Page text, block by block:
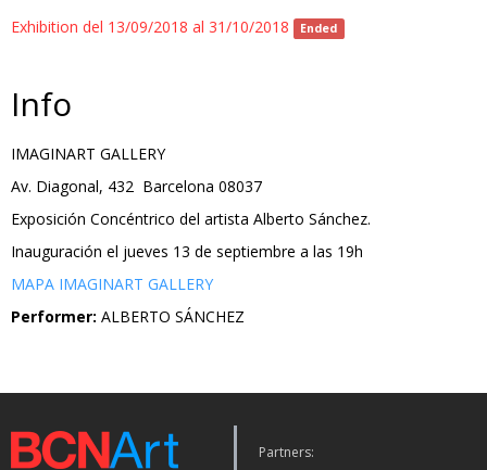
Exhibition del 13/09/2018 al 31/10/2018 Ended
Info
IMAGINART GALLERY
Av. Diagonal, 432 Barcelona 08037
Exposición Concéntrico del artista Alberto Sánchez.
Inauguración el jueves 13 de septiembre a las 19h
MAPA IMAGINART GALLERY
Performer: ALBERTO SÁNCHEZ
Partners: